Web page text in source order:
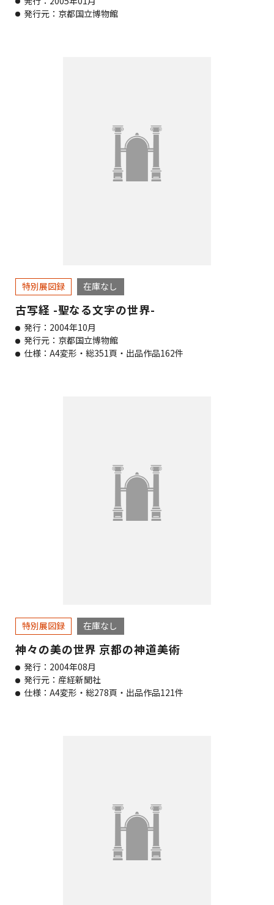
発行元：京都国立博物館
特別展図録 在庫なし
古写経 -聖なる文字の世界-
発行：2004年10月
発行元：京都国立博物館
仕様：A4変形・総351頁・出品作品162件
特別展図録 在庫なし
神々の美の世界 京都の神道美術
発行：2004年08月
発行元：産経新聞社
仕様：A4変形・総278頁・出品作品121件